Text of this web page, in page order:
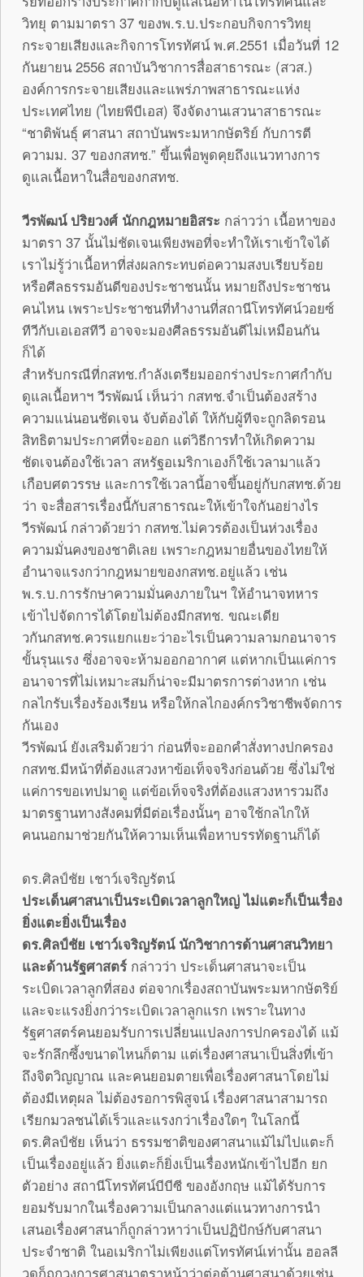
วิทยุ ตามมาตรา 37 ของพ.ร.บ.ประกอบกิจการวิทยุ
กระจายเสียงและกิจการโทรทัศน์ พ.ศ.2551 เมื่อวันที่ 12
กันยายน 2556 สถาบันวิชาการสื่อสาธารณะ (สวส.)
องค์การกระจายเสียงและแพร่ภาพสาธารณะแห่ง
ประเทศไทย (ไทยพีบีเอส) จึงจัดงานเสวนาสาธารณะ
“ชาติพันธุ์ ศาสนา สถาบันพระมหากษัตริย์ กับการตี
ความม. 37 ของกสทช.” ขึ้นเพื่อพูดคุยถึงแนวทางการ
ดูแลเนื้อหาในสื่อของกสทช.
วีรพัฒน์ ปริยวงศ์ นักกฎหมายอิสระ กล่าวว่า เนื้อหาของ
มาตรา 37 นั้นไม่ชัดเจนเพียงพอที่จะทำให้เราเข้าใจได้
เราไม่รู้ว่าเนื้อหาที่ส่งผลกระทบต่อความสงบเรียบร้อย
หรือศีลธรรมอันดีของประชาชนนั้น หมายถึงประชาชน
คนไหน เพราะประชาชนที่ทำงานที่สถานีโทรทัศน์วอยซ์
ทีวีกับเอเอสทีวี อาจจะมองศีลธรรมอันดีไม่เหมือนกัน
ก็ได้
สำหรับกรณีที่กสทช.กำลังเตรียมออกร่างประกาศกำกับ
ดูแลเนื้อหาฯ วีรพัฒน์ เห็นว่า กสทช.จำเป็นต้องสร้าง
ความแน่นอนชัดเจน จับต้องได้ ให้กับผู้ทีจะถูกลิดรอน
สิทธิตามประกาศที่จะออก แต่วิธีการทำให้เกิดความ
ชัดเจนต้องใช้เวลา สหรัฐอเมริกาเองก็ใช้เวลามาแล้ว
เกือบศตวรรษ และการใช้เวลานี้อาจขึ้นอยู่กับกสทช.ด้วย
ว่า จะสื่อสารเรื่องนี้กับสาธารณะให้เข้าใจกันอย่างไร
วีรพัฒน์ กล่าวด้วยว่า กสทช.ไม่ควรต้องเป็นห่วงเรื่อง
ความมั่นคงของชาติเลย เพราะกฎหมายอื่นของไทยให้
อำนาจแรงกว่ากฎหมายของกสทช.อยู่แล้ว เช่น
พ.ร.บ.การรักษาความมั่นคงภายในฯ ให้อำนาจทหาร
เข้าไปจัดการได้โดยไม่ต้องมีกสทช. ขณะเดีย
วกันกสทช.ควรแยกแยะว่าอะไรเป็นความลามกอนาจาร
ขั้นรุนแรง ซึ่งอาจจะห้ามออกอากาศ แต่หากเป็นแค่การ
อนาจารที่ไม่เหมาะสมก็น่าจะมีมาตรการต่างหาก เช่น
กลไกรับเรื่องร้องเรียน หรือให้กลไกองค์กรวิชาชีพจัดการ
กันเอง
วีรพัฒน์ ยังเสริมด้วยว่า ก่อนที่จะออกคำสั่งทางปกครอง
กสทช.มีหน้าที่ต้องแสวงหาข้อเท็จจริงก่อนด้วย ซึ่งไม่ใช่
แค่การขอเทปมาดู แต่ข้อเท็จจริงที่ต้องแสวงหารวมถึง
มาตรฐานทางสังคมที่มีต่อเรื่องนั้นๆ อาจใช้กลไกให้
คนนอกมาช่วยกันให้ความเห็นเพื่อหาบรรทัดฐานก็ได้
ดร.ศิลป์ชัย เชาว์เจริญรัตน์
ประเด็นศาสนาเป็นระเบิดเวลาลูกใหญ่ ไม่แตะก็เป็นเรื่อง
ยิ่งแตะยิ่งเป็นเรื่อง
ดร.ศิลป์ชัย เชาว์เจริญรัตน์ นักวิชาการด้านศาสนวิทยา
และด้านรัฐศาสตร์ กล่าวว่า ประเด็นศาสนาจะเป็น
ระเบิดเวลาลูกที่สอง ต่อจากเรื่องสถาบันพระมหากษัตริย์
และจะแรงยิ่งกว่าระเบิดเวลาลูกแรก เพราะในทาง
รัฐศาสตร์คนยอมรับการเปลี่ยนแปลงการปกครองได้ แม้
จะรักลึกซึ้งขนาดไหนก็ตาม แต่เรื่องศาสนาเป็นสิ่งที่เข้า
ถึงจิตวิญญาณ และคนยอมตายเพื่อเรื่องศาสนาโดยไม่
ต้องมีเหตุผล ไม่ต้องรอการพิสูจน์ เรื่องศาสนาสามารถ
เรียกมวลชนได้เร็วและแรงกว่าเรื่องใดๆ ในโลกนี้
ดร.ศิลป์ชัย เห็นว่า ธรรมชาติของศาสนาแม้ไม่ไปแตะก็
เป็นเรื่องอยู่แล้ว ยิ่งแตะก็ยิ่งเป็นเรื่องหนักเข้าไปอีก ยก
ตัวอย่าง สถานีโทรทัศน์บีบีซี ของอังกฤษ แม้ได้รับการ
ยอมรับมากในเรื่องความเป็นกลางแต่แนวทางการนำ
เสนอเรื่องศาสนาก็ถูกล่าวหาว่าเป็นปฏิปักษ์กับศาสนา
ประจำชาติ ในอเมริกาไม่เพียงแต่โทรทัศน์เท่านั้น ฮอลลี
วูดก็ถูกวงการศาสนาตราหน้าว่าต่อต้านศาสนาด้วยเช่น